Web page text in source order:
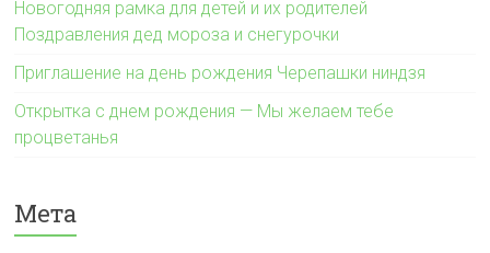
Новогодняя рамка для детей и их родителей
Поздравления дед мороза и снегурочки
Приглашение на день рождения Черепашки ниндзя
Открытка с днем рождения — Мы желаем тебе
процветанья
Мета